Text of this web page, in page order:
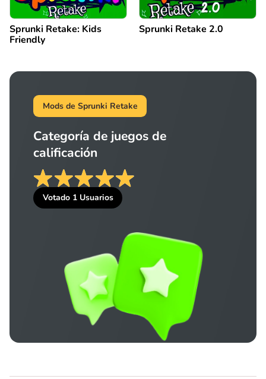
Sprunki Retake: Kids
Friendly
Sprunki Retake 2.0
Mods de Sprunki Retake
Categoría de juegos de
calificación
Votado 1 Usuarios